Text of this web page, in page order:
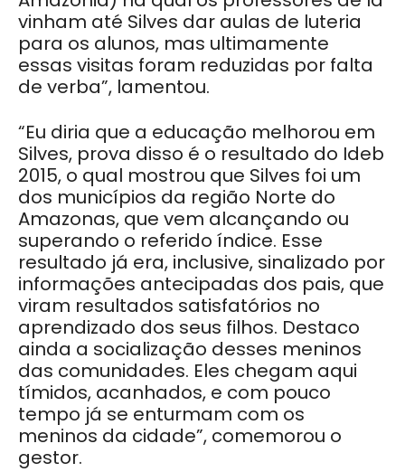
vinham até Silves dar aulas de luteria
para os alunos, mas ultimamente
essas visitas foram reduzidas por falta
de verba”, lamentou.
“Eu diria que a educação melhorou em
Silves, prova disso é o resultado do Ideb
2015, o qual mostrou que Silves foi um
dos municípios da região Norte do
Amazonas, que vem alcançando ou
superando o referido índice. Esse
resultado já era, inclusive, sinalizado por
informações antecipadas dos pais, que
viram resultados satisfatórios no
aprendizado dos seus filhos. Destaco
ainda a socialização desses meninos
das comunidades. Eles chegam aqui
tímidos, acanhados, e com pouco
tempo já se enturmam com os
meninos da cidade”, comemorou o
gestor.